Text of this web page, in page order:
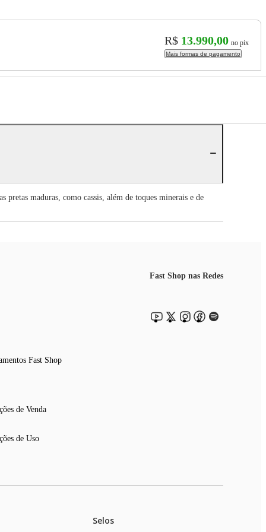
R$ 13.990,00 no pix
Mais formas de pagamento
pretas maduras, como cassis, além de toques minerais e de
Fast Shop
de Venda
de Uso
Fast Shop nas Redes
Selos